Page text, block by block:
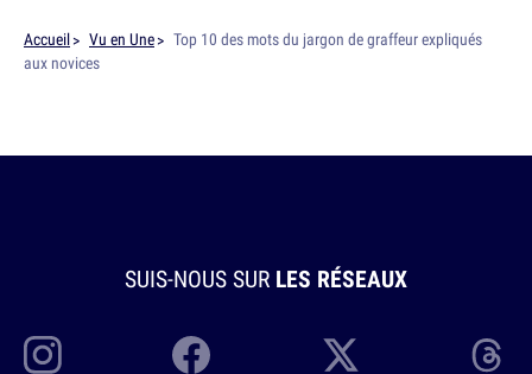
Accueil Vu en Une
Top 10 des mots du jargon de graffeur expliqués
aux novices
SUIS-NOUS SUR LES RÉSEAUX